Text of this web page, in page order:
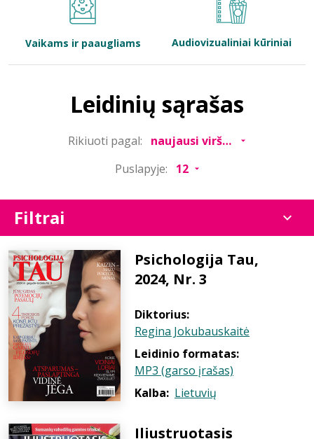
Bibliotekoms
Vaikams ir paaugliams Audiovizualiniai kūriniai
Leidinių sąrašas
Rikiuoti pagal:
Puslapyje:
Filtrai
Psichologija Tau,
2024, Nr. 3
Diktorius:
Regina Jokubauskaitė
Leidinio formatas:
MP3 (garso įrašas)
Kalba: Lietuvių
Iliustruotasis